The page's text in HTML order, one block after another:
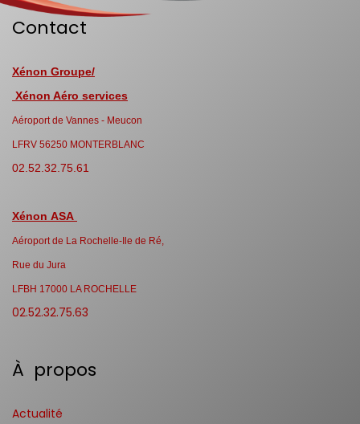
Contact
Xénon Groupe/
Xénon Aéro services
Aéroport de Vannes - Meucon
LFRV 56250 MONTERBLANC
02.52.32.75.61
Xénon ASA
Aéroport de La Rochelle-Ile de Ré,
Rue du Jura
LFBH 17000 LA ROCHELLE
02.52.32.75.63
À propos
Actualité